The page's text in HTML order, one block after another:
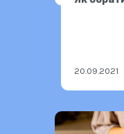
20.09.2021